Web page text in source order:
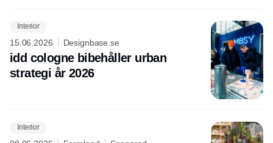
Interior
15.06.2026 Designbase.se
idd cologne bibehåller urban
strategi år 2026
Interior